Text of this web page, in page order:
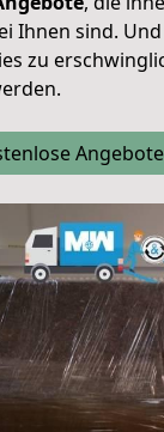
Ihnen sind.
zu